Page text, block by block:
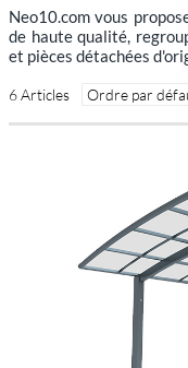
Neo10.com vous
de haute qualité,
et pièces détachées
6 Articles